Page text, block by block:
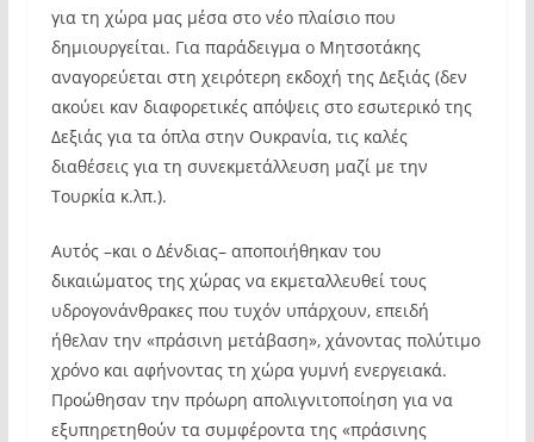
για τη χώρα μας μέσα στο νέο πλαίσιο που
δημιουργείται. Για παράδειγμα ο Μητσοτάκης
αναγορεύεται στη χειρότερη εκδοχή της Δεξιάς (δεν
ακούει καν διαφορετικές απόψεις στο εσωτερικό της
Δεξιάς για τα όπλα στην Ουκρανία, τις καλές
διαθέσεις για τη συνεκμετάλλευση μαζί με την
Τουρκία κ.λπ.).
Αυτός –και ο Δένδιας– αποποιήθηκαν του
δικαιώματος της χώρας να εκμεταλλευθεί τους
υδρογονάνθρακες που τυχόν υπάρχουν, επειδή
ήθελαν την «πράσινη μετάβαση», χάνοντας πολύτιμο
χρόνο και αφήνοντας τη χώρα γυμνή ενεργειακά.
Προώθησαν την πρόωρη απολιγνιτοποίηση για να
εξυπηρετηθούν τα συμφέροντα της «πράσινης